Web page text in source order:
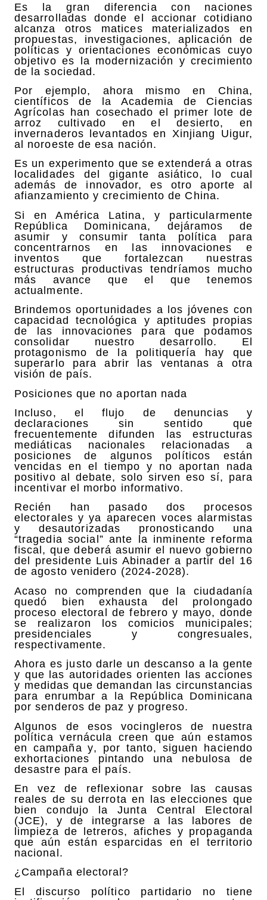
Es la gran diferencia con naciones
desarrolladas donde el accionar cotidiano
alcanza otros matices materializados en
propuestas, investigaciones, aplicación de
políticas y orientaciones económicas cuyo
objetivo es la modernización y crecimiento
de la sociedad.
Por ejemplo, ahora mismo en China,
científicos de la Academia de Ciencias
Agrícolas han cosechado el primer lote de
arroz cultivado en el desierto, en
invernaderos levantados en Xinjiang Uigur,
al noroeste de esa nación.
Es un experimento que se extenderá a otras
localidades del gigante asiático, lo cual
además de innovador, es otro aporte al
afianzamiento y crecimiento de China.
Si en América Latina, y particularmente
República Dominicana, dejáramos de
asumir y consumir tanta política para
concentrarnos en las innovaciones e
inventos que fortalezcan nuestras
estructuras productivas tendríamos mucho
más avance que el que tenemos
actualmente.
Brindemos oportunidades a los jóvenes con
capacidad tecnológica y aptitudes propias
de las innovaciones para que podamos
consolidar nuestro desarrollo. El
protagonismo de la politiquería hay que
superarlo para abrir las ventanas a otra
visión de país.
Posiciones que no aportan nada
Incluso, el flujo de denuncias y
declaraciones sin sentido que
frecuentemente difunden las estructuras
mediáticas nacionales relacionadas a
posiciones de algunos políticos están
vencidas en el tiempo y no aportan nada
positivo al debate, solo sirven eso sí, para
incentivar el morbo informativo.
Recién han pasado dos procesos
electorales y ya aparecen voces alarmistas
y desautorizadas pronosticando una
“tragedia social” ante la inminente reforma
fiscal, que deberá asumir el nuevo gobierno
del presidente Luis Abinader a partir del 16
de agosto venidero (2024-2028).
Acaso no comprenden que la ciudadanía
quedó bien exhausta del prolongado
proceso electoral de febrero y mayo, donde
se realizaron los comicios municipales;
presidenciales y congresuales,
respectivamente.
Ahora es justo darle un descanso a la gente
y que las autoridades orienten las acciones
y medidas que demandan las circunstancias
para enrumbar a la República Dominicana
por senderos de paz y progreso.
Algunos de esos vocingleros de nuestra
política vernácula creen que aún estamos
en campaña y, por tanto, siguen haciendo
exhortaciones pintando una nebulosa de
desastre para el país.
En vez de reflexionar sobre las causas
reales de su derrota en las elecciones que
bien condujo la Junta Central Electoral
(JCE), y de integrarse a las labores de
limpieza de letreros, afiches y propaganda
que aún están esparcidas en el territorio
nacional.
¿Campaña electoral?
El discurso político partidario no tiene